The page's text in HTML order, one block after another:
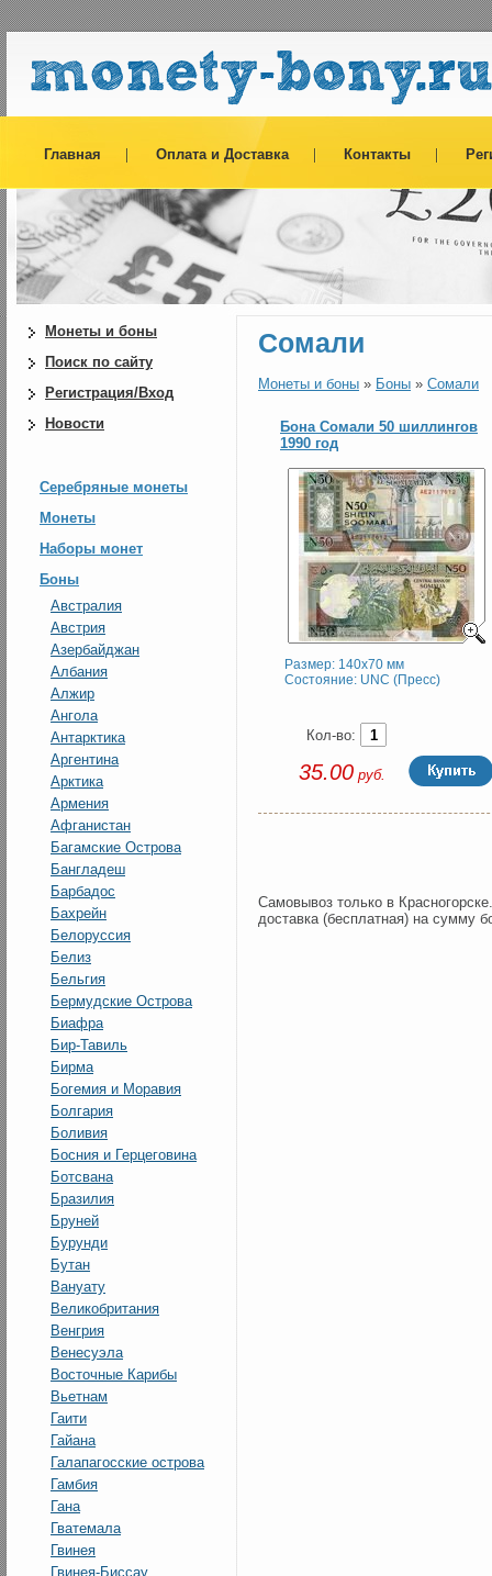
Главная Оплата и Доставка Контакты
Монеты и боны
Поиск по сайту
Регистрация/Вход
Новости
Серебряные монеты
Монеты
Наборы монет
Боны
Австралия
Австрия
Азербайджан
Албания
Алжир
Ангола
Антарктика
Аргентина
Арктика
Армения
Афганистан
Багамские Острова
Бангладеш
Барбадос
Бахрейн
Белоруссия
Белиз
Бельгия
Бермудские Острова
Биафра
Бир-Тавиль
Бирма
Богемия и Моравия
Болгария
Боливия
Босния и Герцеговина
Ботсвана
Бразилия
Бруней
Бурунди
Бутан
Вануату
Великобритания
Венгрия
Венесуэла
Восточные Карибы
Вьетнам
Гаити
Гайана
Галапагосские острова
Гамбия
Гана
Гватемала
Гвинея
Гвинея-Биссау
Сомали
Монеты и боны » Боны » Сомали
Бона Сомали 50 шиллингов
1990 год
Размер: 140x70 мм
Состояние: UNC (Пресс)
Кол-во:
35.00руб.
Самовывоз только в
доставка (бесплатная) на сумму